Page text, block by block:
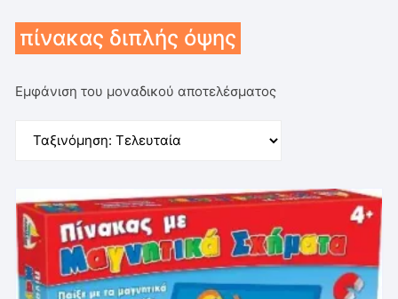
πίνακας διπλής όψης
Εμφάνιση του μοναδικού αποτελέσματος